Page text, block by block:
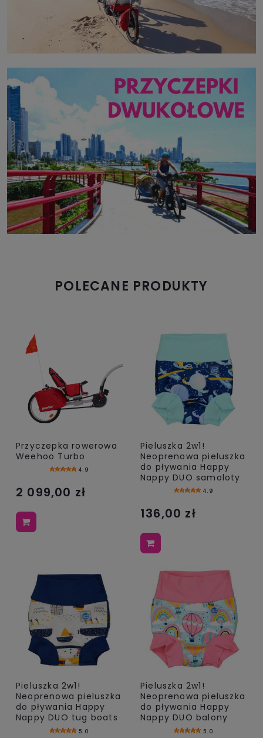
POLECANE PRODUKTY
Przyczepka rowerowa
Weehoo Turbo
4.9
2 099,00 zł
Pieluszka 2w1!
Neoprenowa pieluszka
do pływania Happy
Nappy DUO samoloty
4.9
136,00 zł
Pieluszka 2w1!
Neoprenowa pieluszka
do pływania Happy
Nappy DUO tug boats
5.0
Pieluszka 2w1!
Neoprenowa pieluszka
do pływania Happy
Nappy DUO balony
5.0